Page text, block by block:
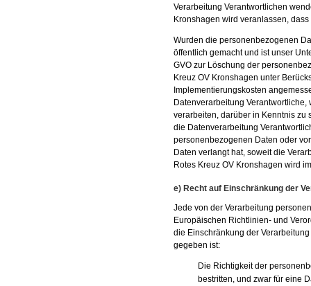
Verarbeitung Verantwortlichen
Kronshagen wird veranlassen,
Wurden die personenbezogenen
öffentlich gemacht und ist unser
GVO zur Löschung der
Kreuz OV Kronshagen unter
Implementierungskosten
Datenverarbeitung
verarbeiten, darüber in Kenntnis zu
die Datenverarbeitung
personenbezogenen Daten oder
Daten verlangt hat, soweit die
Rotes Kreuz OV Kronshagen wird
e) Recht auf Einschränkung der
Jede von der Verarbeitung
Europäischen Richtlinien- und
die Einschränkung der
gegeben ist:
Die Richtigkeit der
bestritten, und zwar für eine